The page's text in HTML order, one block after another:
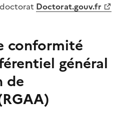
Doctorat.gouv.fr
conformité
général
de